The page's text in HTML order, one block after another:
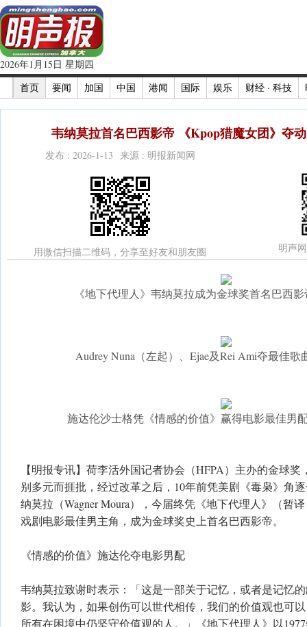
2026年1月15日 星期四
首页
要闻 加国 中国 港闻 国际 娱乐 财经 · 科技
韦纳莫拉首名巴西影帝 《Kpop猎魔女团》夺
发布 : 2026-1-13 来源 : 明报新闻网
用微信扫描二维码，分享至好友和朋友圈 明声
《地下代理人》韦纳莫拉成为金球奖首名巴西影
Audrey Nuna（左起）、Ejae及Rei Ami夺最佳歌
施达伦沙士格凭《情感的价值》赢得电影最佳男
【明报专讯】荷李活外国记者协会（HFPA）主办的金球
别多元而捱批，经过改革之后，10年前凭美剧《毒枭》角
纳莫拉（Wagner Moura），今届终凭《地下代理人》（暂译
戏剧电影最佳男主角，成为金球奖史上首名巴西影帝。
《情感的价值》施达伦夺电影男配
韦纳莫拉致谢时表示：「这是一部关于记忆，或者是记忆
影。我认为，如果创伤可以世代相传，我们的价值观也可
所有在困境中仍坚守价值观的人。」《地下代理人》以